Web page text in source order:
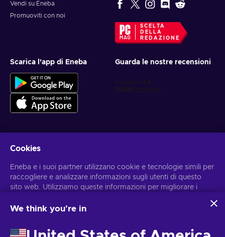
Vendi su Eneba
Promuoviti con noi
SCELTA
DELLA
REDAZIONE
Scarica l'app di Eneba Guarda le nostre recensioni
Ottieni offerte di gioco personalizzate
Iscriviti
Puoi annullare l'iscrizione in qualsiasi momento. Visital'informativa
Cookies
Eneba e i suoi partner utilizzano cookie e tecnologie simili per
raccogliere e analizzare informazioni sugli utenti di questo
sito web. Utilizziamo queste informazioni per migliorare i
personali potrebbero anche essere usati per personalizzare
Cliccando su “Accetta tutto”, acconsenti all'uso di queste
We think you're in